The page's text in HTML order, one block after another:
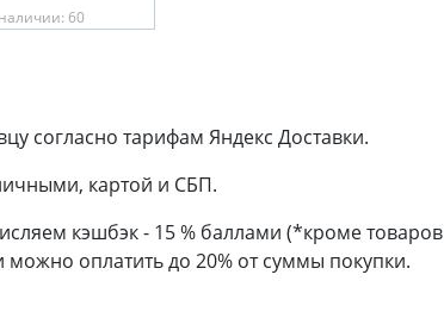
60
согласно тарифам Яндекс Доставки.
картой и СБП.
кэшбэк - 15 % баллами (*кроме товаров
оплатить до 20% от суммы покупки.